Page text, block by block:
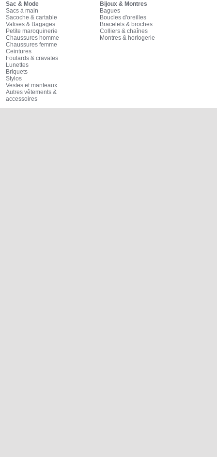
Sac & Mode
Sacs à main
Sacoche & cartable
Valises & Bagages
Petite maroquinerie
Chaussures homme
Chaussures femme
Ceintures
Foulards & cravates
Lunettes
Briquets
Stylos
Vestes et manteaux
Autres vêtements &
accessoires
Bijoux & Montres
Bagues
Boucles d'oreilles
Bracelets & broches
Colliers & chaînes
Montres & horlogerie